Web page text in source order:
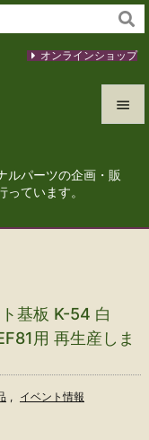
ルパーツの企画・販
っています。




検索
オンラインショップ
基板 K-54 白
用 再生産しま
, イベント情報